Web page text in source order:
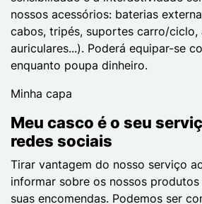
nossos acessórios: baterias
cabos, tripés, suportes carro/ciclo,
auriculares...). Poderá equipar-se
enquanto poupa dinheiro.
Minha capa
Meu casco é o seu
redes sociais
Tirar vantagem do nosso serviço
informar sobre os nossos
suas encomendas. Podemos ser